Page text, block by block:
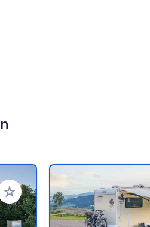
Ihren Favoriten hinzufügen